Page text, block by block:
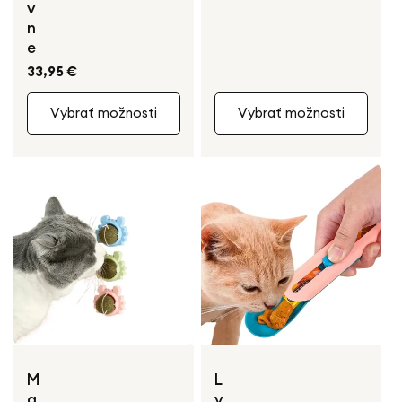
v
n
e
Bežná
cena
33,95 €
Vybrať možnosti Vybrať možnosti
M
L